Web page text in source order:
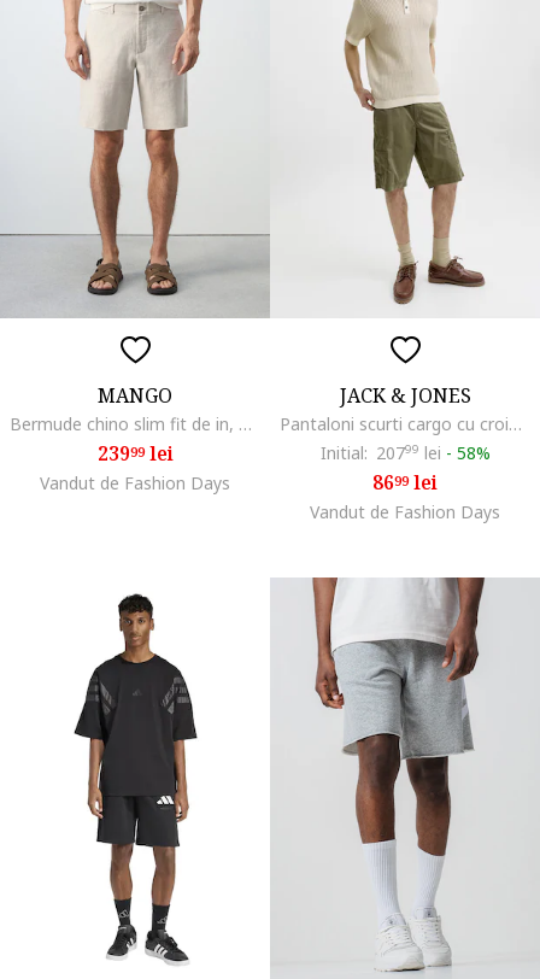
MANGO
Bermude chino slim fit de in, Bej deschis
23999lei
Vandut de Fashion Days
JACK & JONES
Pantaloni scurti cargo cu croiala lejera, Verde masliniu
Initial: 20799 lei - 58%
8699lei
Vandut de Fashion Days